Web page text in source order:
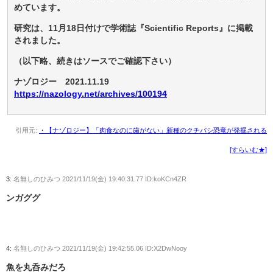
めています。
研究は、11月18日付けで学術誌『Scientific Reports』に掲載
されました。
（以下略、続きはソースでご確認下さい）
ナゾロジー 2021.11.19
https://nazology.net/archives/100194
引用元: ・【ナゾロジー】「肉食なのに歯がない」新種のクチバシ恐竜が発掘される
[すらいむ★]
3: 名無しのひみつ 2021/11/19(金) 19:40:31.77 ID:koKCn4ZR
ンガググ
4: 名無しのひみつ 2021/11/19(金) 19:42:55.06 ID:X2DwNooy
魚を丸呑みだろ